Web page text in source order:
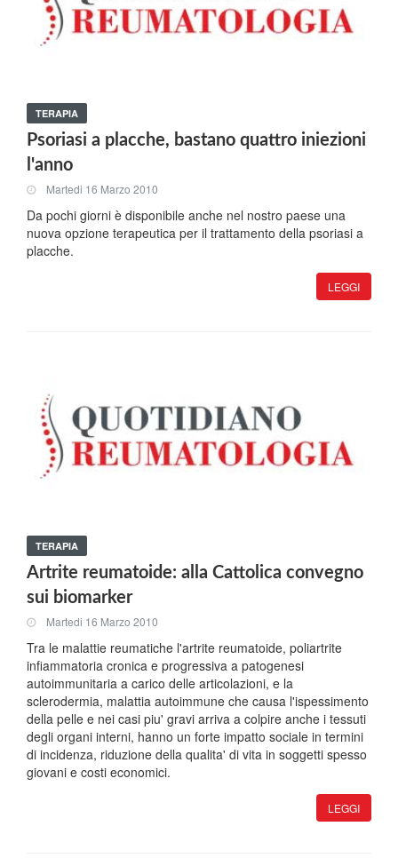
TERAPIA
Psoriasi a placche, bastano quattro iniezioni
l'anno
Martedi 16 Marzo 2010
Da pochi giorni è disponibile anche nel nostro paese una
nuova opzione terapeutica per il trattamento della psoriasi a
placche.
LEGGI
TERAPIA
Artrite reumatoide: alla Cattolica convegno
sui biomarker
Martedi 16 Marzo 2010
Tra le malattie reumatiche l'artrite reumatoide, poliartrite
infiammatoria cronica e progressiva a patogenesi
autoimmunitaria a carico delle articolazioni, e la
sclerodermia, malattia autoimmune che causa l'ispessimento
della pelle e nei casi piu' gravi arriva a colpire anche i tessuti
degli organi interni, hanno un forte impatto sociale in termini
di incidenza, riduzione della qualita' di vita in soggetti spesso
giovani e costi economici.
LEGGI